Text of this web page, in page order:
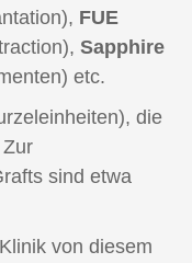
FUE
Sapphire
etc.
die
sind etwa
von diesem